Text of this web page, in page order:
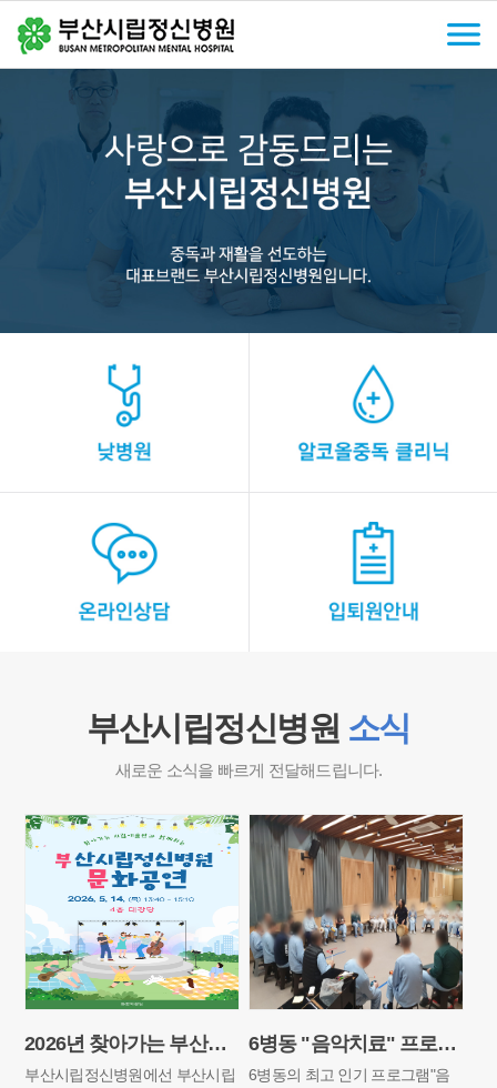
부산시립정신병원 소식
새로운 소식을 빠르게 전달해드립니다.
2026년 찾아가는 부산시립예술단과 함께는 '부산시립정신병원 문화공연'
부산시립정신병원에선 부산시립
6병동 "음악치료" 프로그램
6병동의 최고 인기 프로그램"음